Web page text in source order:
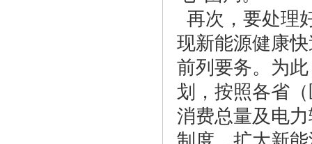
再次，要处理
现新能源健康
前列要务。为
划，按照各省
消费总量及电